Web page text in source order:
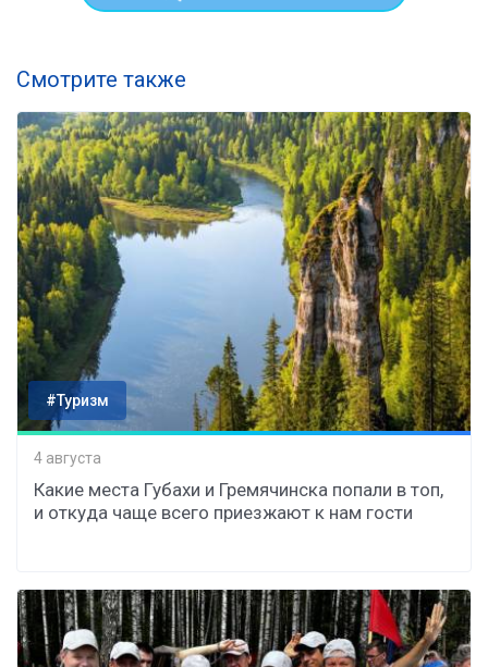
Смотрите также
#Туризм
4 августа
Какие места Губахи и Гремячинска попали в топ,
и откуда чаще всего приезжают к нам гости